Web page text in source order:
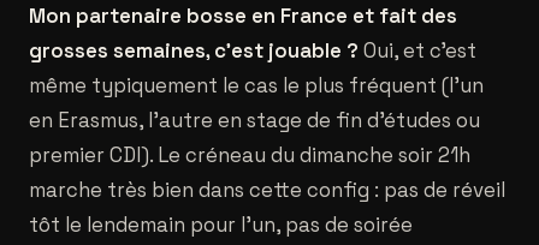
Mon partenaire bosse en France et fait des
grosses semaines, c'est jouable ? Oui, et c'est
même typiquement le cas le plus fréquent (l'un
en Erasmus, l'autre en stage de fin d'études ou
premier CDI). Le créneau du dimanche soir 21h
marche très bien dans cette config : pas de réveil
tôt le lendemain pour l'un, pas de soirée